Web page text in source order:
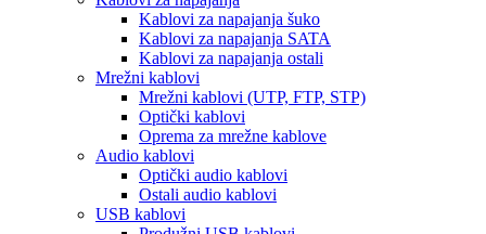
Kablovi za napajanja šuko
Kablovi za napajanja SATA
Kablovi za napajanja ostali
Mrežni kablovi
Mrežni kablovi (UTP, FTP, STP)
Optički kablovi
Oprema za mrežne kablove
Audio kablovi
Optički audio kablovi
Ostali audio kablovi
USB kablovi